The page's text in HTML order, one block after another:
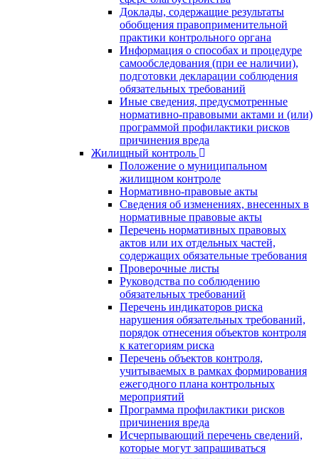
Доклады, содержащие результаты
обобщения правоприменительной
практики контрольного органа
Информация о способах и процедуре
самообследования (при ее наличии),
подготовки декларации соблюдения
обязательных требований
Иные сведения, предусмотренные
нормативно-правовыми актами и (или)
программой профилактики рисков
причинения вреда
Жилищный контроль
Положение о муниципальном
жилищном контроле
Нормативно-правовые акты
Сведения об изменениях, внесенных в
нормативные правовые акты
Перечень нормативных правовых
актов или их отдельных частей,
содержащих обязательные требования
Проверочные листы
Руководства по соблюдению
обязательных требований
Перечень индикаторов риска
нарушения обязательных требований,
порядок отнесения объектов контроля
к категориям риска
Перечень объектов контроля,
учитываемых в рамках формирования
ежегодного плана контрольных
мероприятий
Программа профилактики рисков
причинения вреда
Исчерпывающий перечень сведений,
которые могут запрашиваться